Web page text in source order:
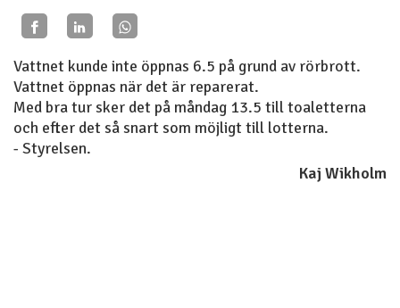
Vattnet kunde inte öppnas 6.5 på grund av rörbrott.
Vattnet öppnas när det är reparerat.
Med bra tur sker det på måndag 13.5 till toaletterna
och efter det så snart som möjligt till lotterna.
- Styrelsen.
Kaj Wikholm